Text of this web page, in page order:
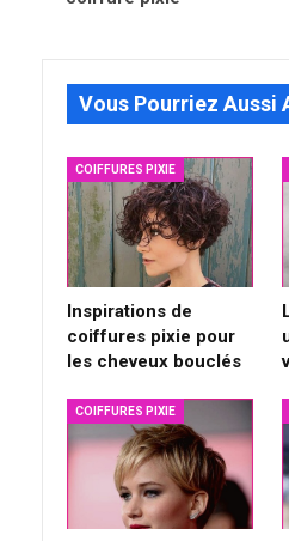
Vous Pourriez Aussi
COIFFURES PIXIE
Inspirations de
coiffures pixie pour
les cheveux bouclés
COIFFURES PIXIE